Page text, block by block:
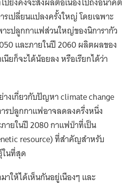
รเปลี่ยนแปลงครั้งใหญ่ โดยเฉพาะ
ะปลูกกาแฟส่วนใหญ่ของนิการากัว
และภายในปี 2060 ผลิตผลของ
ยก็จะได้น้อยลง หรือเรียกได้ว่า
างเกี่ยวกับปัญหา climate change
รปลูกกาแฟอาจลดลงครึ่งหนึ่ง
ายในปี 2080 กาแฟป่าที่เป็น
resource) ที่สำคัญสำหรับ
นที่สุด
าให้ได้เห็นกันอยู่เนืองๆ และ